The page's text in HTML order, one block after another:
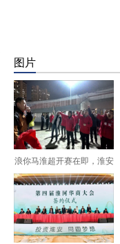
图片
浪你马淮超开赛在即，淮安